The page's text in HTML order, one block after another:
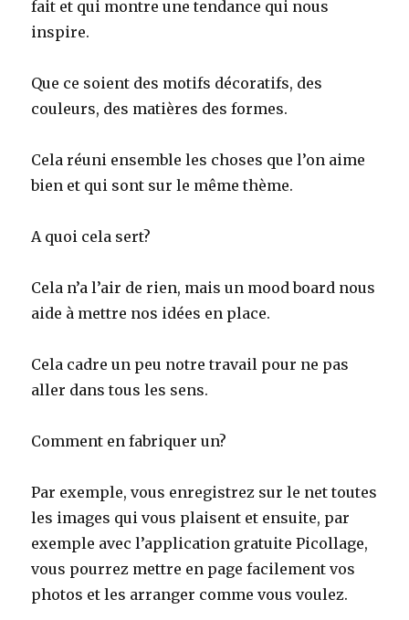
fait et qui montre une tendance qui nous
inspire.
Que ce soient des motifs décoratifs, des
couleurs, des matières des formes.
Cela réuni ensemble les choses que l’on aime
bien et qui sont sur le même thème.
A quoi cela sert?
Cela n’a l’air de rien, mais un mood board nous
aide à mettre nos idées en place.
Cela cadre un peu notre travail pour ne pas
aller dans tous les sens.
Comment en fabriquer un?
Par exemple, vous enregistrez sur le net toutes
les images qui vous plaisent et ensuite, par
exemple avec l’application gratuite Picollage,
vous pourrez mettre en page facilement vos
photos et les arranger comme vous voulez.